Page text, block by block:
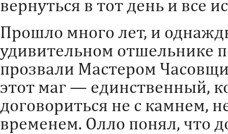
вернуться в тот день и все
Прошло много лет, и
удивительном отшельнике
прозвали Мастером
этот маг — единственный,
договориться не с камнем,
временем. Олло понял, что